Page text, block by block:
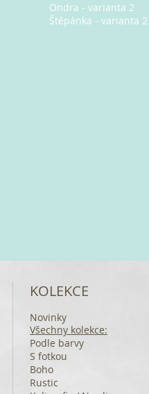
Ondra - varianta 2
Štěpánka - varianta 2
KOLEKCE
Novinky
Všechny kolekce:
Podle barvy
S fotkou
Boho
Rustic